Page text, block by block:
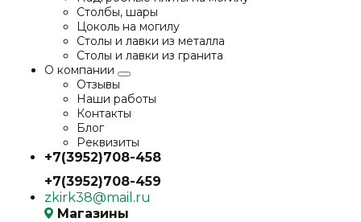
Столбы, шары
Цоколь на могилу
Столы и лавки из металла
Столы и лавки из гранита
О компании
Отзывы
Наши работы
Контакты
Блог
Реквизиты
+7(3952)708-458
+7(3952)708-459
zkirk38@mail.ru
Магазины